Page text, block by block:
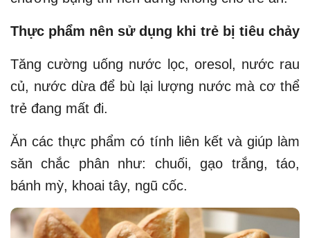
Thực phẩm nên sử dụng khi trẻ bị tiêu chảy
Tăng cường uống nước lọc, oresol, nước rau
củ, nước dừa để bù lại lượng nước mà cơ thể
trẻ đang mất đi.
Ăn các thực phẩm có tính liên kết và giúp làm
săn chắc phân như: chuối, gạo trắng, táo,
bánh mỳ, khoai tây, ngũ cốc.